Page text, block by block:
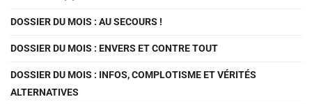
DOSSIER DU MOIS : AU SECOURS !
DOSSIER DU MOIS : ENVERS ET CONTRE TOUT
DOSSIER DU MOIS : INFOS, COMPLOTISME ET VÉRITÉS
ALTERNATIVES